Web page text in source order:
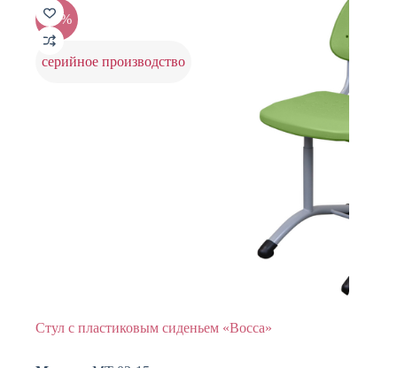
Опции
можно
выбрать
на
странице
-20%
серийное производство
Стул с пластиковым сиденьем «Bocca»